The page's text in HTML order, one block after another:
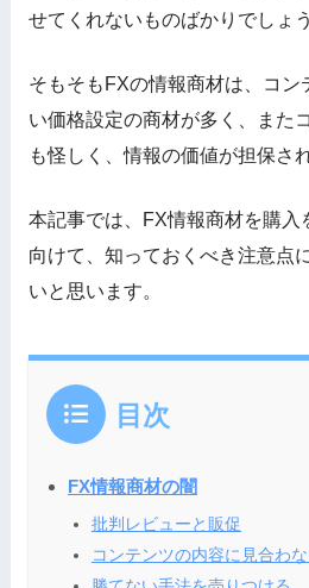
せてくれないものばかりでしょう
そもそもFXの情報商材は、
コン
い価格設定の商材が多く
、また
も怪しく、情報の価値が担保さ
本記事では、FX情報商材を購入
向けて、知っておくべき注意点
いと思います。
目次
FX情報商材の闇
批判レビューと販促
コンテンツの内容に見合わ